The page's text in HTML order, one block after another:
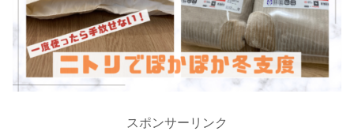
スポンサーリンク